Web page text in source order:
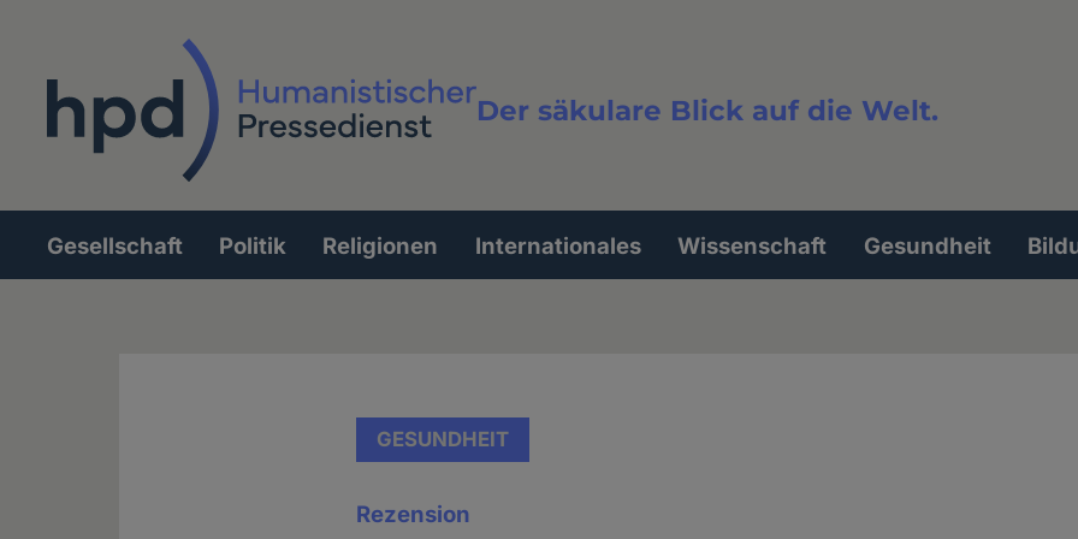
Der säkulare Blick auf die Welt.
Volltextsuche
Hauptnavigation
Gesellschaft Politik Religionen Internationales Wissenschaft Gesundheit
GESUNDHEIT
Rezension